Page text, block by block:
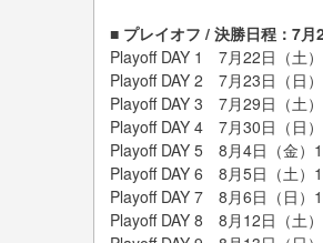
■ プレイオフ / 決勝日程：7
Playoff DAY 1 7月22日（土
Playoff DAY 2 7月23日（日
Playoff DAY 3 7月29日（土
Playoff DAY 4 7月30日（日
Playoff DAY 5 8月4日（金
Playoff DAY 6 8月5日（土
Playoff DAY 7 8月6日（日
Playoff DAY 8 8月12日（土